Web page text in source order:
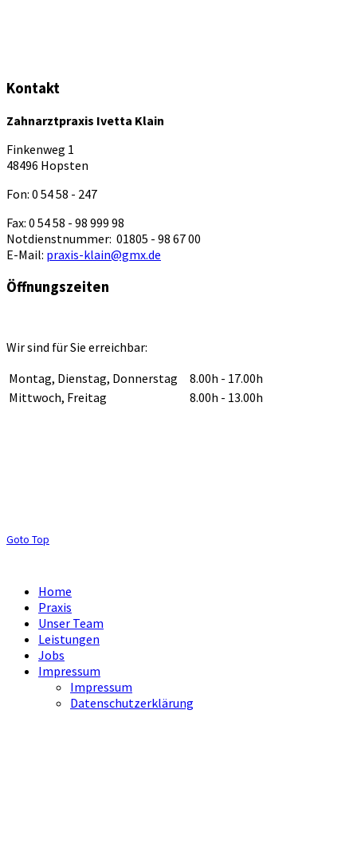
Kontakt
Zahnarztpraxis Ivetta Klain
Finkenweg 1
48496 Hopsten
Fon: 0 54 58 - 247
Fax: 0 54 58 - 98 999 98
Notdienstnummer: 01805 - 98 67 00
E-Mail: praxis-klain@gmx.de
Öffnungszeiten
Wir sind für Sie erreichbar:
Montag, Dienstag, Donnerstag
8.00h - 17.00h
Mittwoch, Freitag
8.00h - 13.00h
Goto Top
Home
Praxis
Unser Team
Leistungen
Jobs
Impressum
Impressum
Datenschutzerklärung